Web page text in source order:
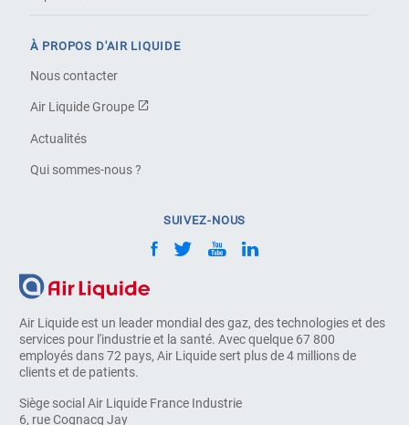
Air Liquide est un leader mondial des gaz, des technologies et des
services pour l'industrie et la santé. Avec quelque 67 800
employés dans 72 pays, Air Liquide sert plus de 4 millions de
clients et de patients.
Siège social Air Liquide France Industrie
6, rue Cognacq Jay
À PROPOS D'AIR LIQUIDE
Nous contacter
Air Liquide Groupe
Actualités
Qui sommes-nous ?
SUIVEZ-NOUS